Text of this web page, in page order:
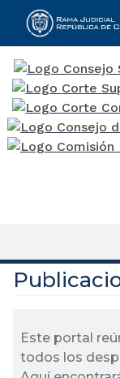
Rama
Este portal
todos los